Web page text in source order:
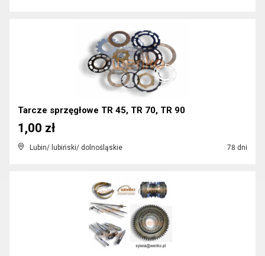
Tarcze sprzęgłowe TR 45, TR 70, TR 90
Lubin/ lubiński/ dolnośląskie 78 dni
1,00 zł